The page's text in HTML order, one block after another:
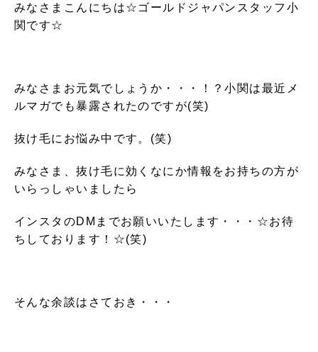
みなさまこんにちは☆ゴールドジャパンスタッフ小
関です☆
みなさまお元気でしょうか・・・！？小関は最近メ
ルマガでも暴露されたのですが(笑)
抜け毛にお悩み中です。(笑)
みなさま、抜け毛に効くなにか情報をお持ちの方が
いらっしゃいましたら
インスタのDMまでお願いいたします・・・☆お待
ちしております！☆(笑)
そんな余談はさておき・・・